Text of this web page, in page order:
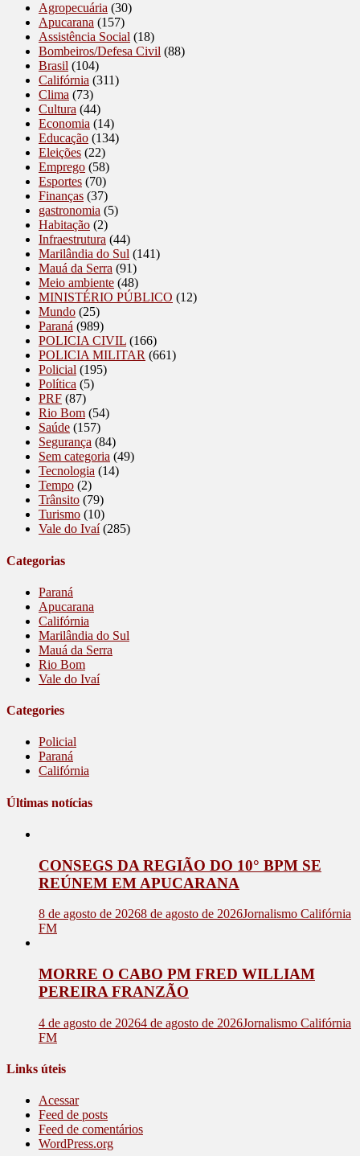
Agropecuária (30)
Apucarana (157)
Assistência Social (18)
Bombeiros/Defesa Civil (88)
Brasil (104)
Califórnia (311)
Clima (73)
Cultura (44)
Economia (14)
Educação (134)
Eleições (22)
Emprego (58)
Esportes (70)
Finanças (37)
gastronomia (5)
Habitação (2)
Infraestrutura (44)
Marilândia do Sul (141)
Mauá da Serra (91)
Meio ambiente (48)
MINISTÉRIO PÚBLICO (12)
Mundo (25)
Paraná (989)
POLICIA CIVIL (166)
POLICIA MILITAR (661)
Policial (195)
Política (5)
PRF (87)
Rio Bom (54)
Saúde (157)
Segurança (84)
Sem categoria (49)
Tecnologia (14)
Tempo (2)
Trânsito (79)
Turismo (10)
Vale do Ivaí(285)
Categorias
Paraná
Apucarana
Califórnia
Marilândia do Sul
Mauá da Serra
Rio Bom
Vale do Ivaí
Categories
Policial
Paraná
Califórnia
Últimas notícias
CONSEGS DA REGIÃO DO 10° BPM SE
REÚNEM EM APUCARANA
8 de agosto de 20268 de agosto de 2026Jornalismo Califórnia
FM
MORRE O CABO PM FRED WILLIAM
PEREIRA FRANZÃO
4 de agosto de 20264 de agosto de 2026Jornalismo Califórnia
FM
Links úteis
Acessar
Feed de posts
Feed de comentários
WordPress.org